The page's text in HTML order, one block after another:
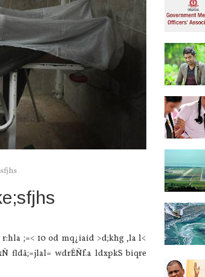
;=< 10 od mq¿ia‌id >d;khg ,la‌ l<
fldä;=jla‌l= wdrÉÑf.a ldxpkS biqre